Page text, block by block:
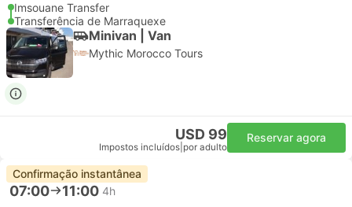
Imsouane Transfer
Transferência de Marraquexe
Minivan | Van
Mythic Morocco Tours
USD 99
Impostos incluídos por adulto
Reservar agora
Confirmação instantânea
07:00 11:00 4h